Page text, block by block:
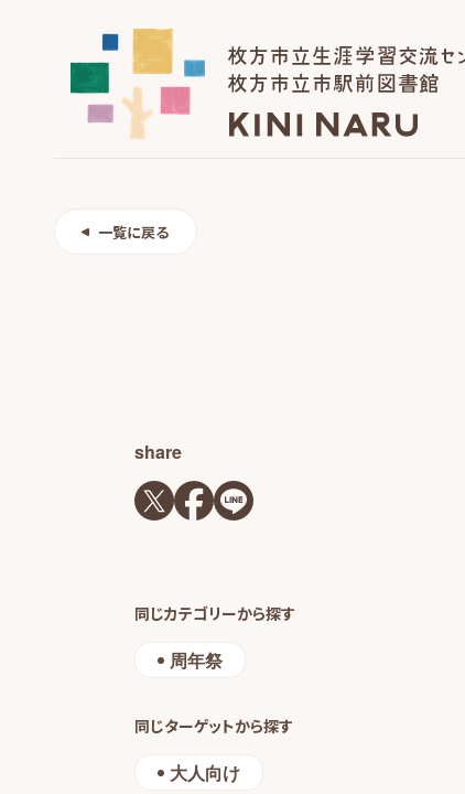
一覧に戻る
share
同じカテゴリーから探す
周年祭
同じターゲットから探す
大人向け